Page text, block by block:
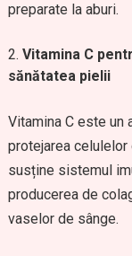
preparate la aburi.
Vitamina C
sănătatea pielii
Vitamina C este un
protejarea
susține sistemul
producerea de
vaselor de sânge.